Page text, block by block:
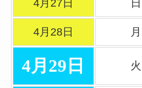
4月27日 日
4月28日 月
4月29日 火